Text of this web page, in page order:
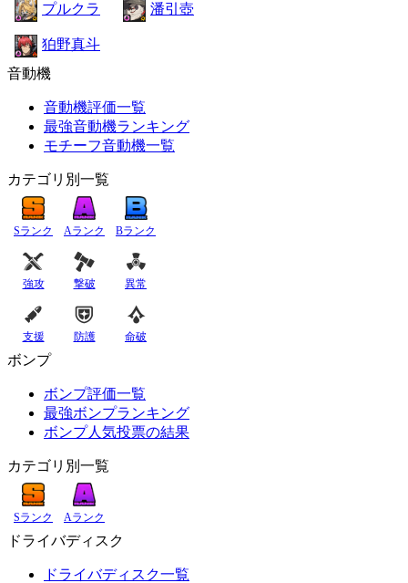
プルクラ 潘引壺
狛野真斗
音動機
音動機評価一覧
最強音動機ランキング
モチーフ音動機一覧
カテゴリ別一覧
Sランク Aランク Bランク
強攻 撃破 異常
支援 防護 命破
ボンプ
ボンプ評価一覧
最強ボンプランキング
ボンプ人気投票の結果
カテゴリ別一覧
Sランク Aランク
ドライバディスク
ドライバディスク一覧